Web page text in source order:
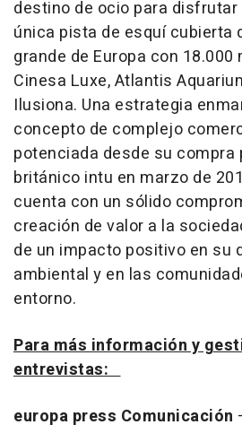
destino de ocio para disfrutar
única pista de esquí cubierta
grande de Europa con
Cinesa Luxe, Atlantis
Ilusiona. Una estrategia
concepto de complejo
potenciada desde su compra
británico intu en marzo de
cuenta con un sólido
creación de valor a la
de un impacto positivo en su
ambiental y en las
entorno.
Para más información y
entrevistas:
europa press Comunicación